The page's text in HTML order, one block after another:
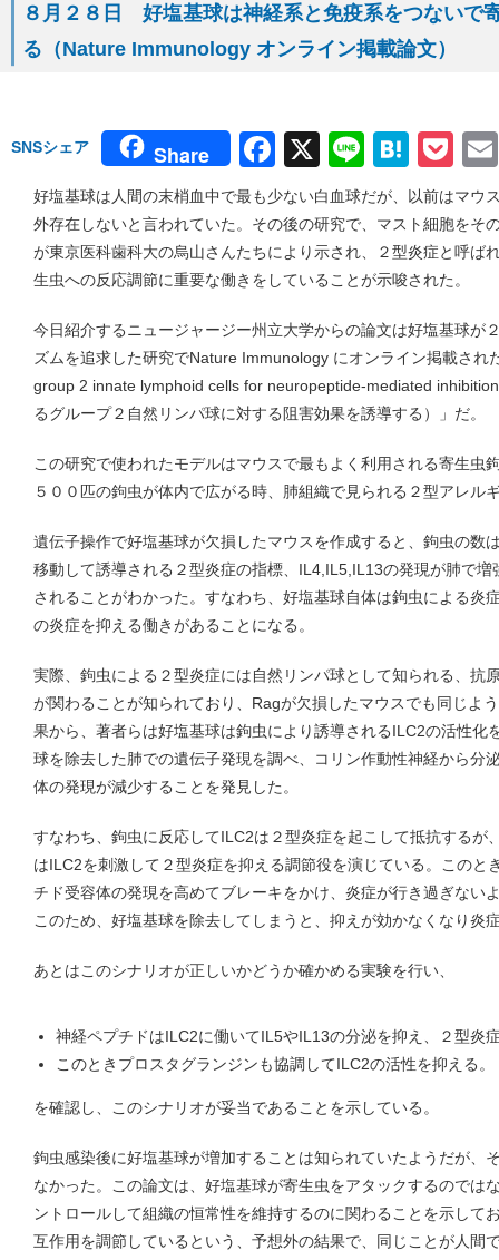
８月２８日 好塩基球は神経系と免疫系をつないで
る（Nature Immunology オンライン掲載論文）
SNSシェア Share Facebook
X Line
好塩基球は人間の末梢血中で最も少ない白血球だが、以前はマウ
外存在しないと言われていた。その後の研究で、マスト細胞をそ
が東京医科歯科大の烏山さんたちにより示され、２型炎症と呼ば
生虫への反応調節に重要な働きをしていることが示唆された。
今日紹介するニュージャージー州立大学からの論文は好塩基球が
ズムを追求した研究でNature Immunology にオンライン掲載され
group 2 innate lymphoid cells for neuropeptide-mediated
るグループ２自然リンパ球に対する阻害効果を誘導する）」だ。
この研究で使われたモデルはマウスで最もよく利用される寄生虫
５００匹の鉤虫が体内で広がる時、肺組織で見られる２型アレル
遺伝子操作で好塩基球が欠損したマウスを作成すると、鉤虫の数
移動して誘導される２型炎症の指標、IL4,IL5,IL13の発現が肺で
されることがわかった。すなわち、好塩基球自体は鉤虫による炎
の炎症を抑える働きがあることになる。
実際、鉤虫による２型炎症には自然リンパ球として知られる、抗
が関わることが知られており、Ragが欠損したマウスでも同じよ
果から、著者らは好塩基球は鉤虫により誘導されるILC2の活性化
球を除去した肺での遺伝子発現を調べ、コリン作動性神経から分
体の発現が減少することを発見した。
すなわち、鉤虫に反応してILC2は２型炎症を起こして抵抗するが
はILC2を刺激して２型炎症を抑える調節役を演じている。この
チド受容体の発現を高めてブレーキをかけ、炎症が行き過ぎない
このため、好塩基球を除去してしまうと、抑えが効かなくなり炎
あとはこのシナリオが正しいかどうか確かめる実験を行い、
神経ペプチドはILC2に働いてIL5やIL13の分泌を抑え、２型炎
このときプロスタグランジンも協調してILC2の活性を抑える。
を確認し、このシナリオが妥当であることを示している。
鉤虫感染後に好塩基球が増加することは知られていたようだが、
なかった。この論文は、好塩基球が寄生虫をアタックするのでは
ントロールして組織の恒常性を維持するのに関わることを示して
互作用を調節しているという、予想外の結果で、同じことが人間